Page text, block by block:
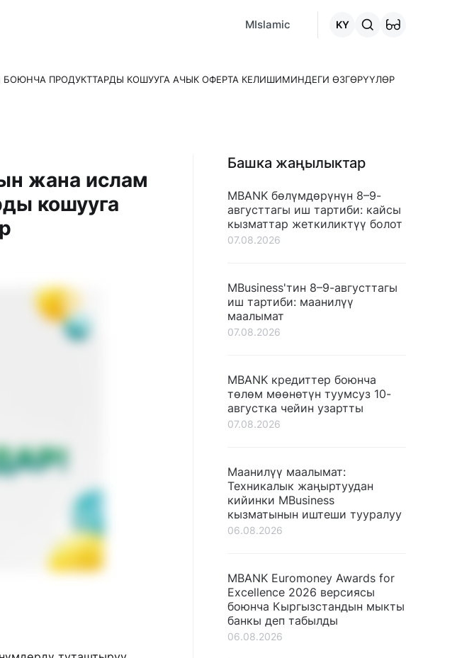
MIslamic KY
ПРОДУКТТАРДЫ КОШУУГА АЧЫК ОФЕРТА КЕЛИШИМИНДЕГИ ӨЗГӨРҮҮЛӨР
жана ислам
кошууга
Башка жаңылыктар
MBANK бөлүмдөрүнүн 8–9-
августтагы иш тартиби: кайсы
кызматтар жеткиликтүү болот
07.08.2026
MBusiness'тин 8–9-августтагы
иш тартиби: маанилүү
маалымат
07.08.2026
MBANK кредиттер боюнча
төлөм мөөнөтүн туумсуз 10-
августка чейин узартты
07.08.2026
Маанилүү маалымат:
Техникалык жаңыртуудан
кийинки MBusiness
кызматынын иштеши тууралуу
06.08.2026
MBANK Euromoney Awards for
Excellence 2026 версиясы
боюнча Кыргызстандын мыкты
банкы деп табылды
06.08.2026